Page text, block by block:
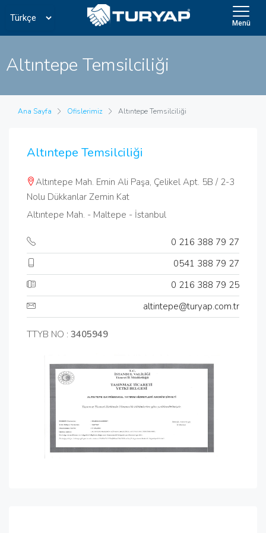
Menü
Altıntepe Temsilciliği
Ana Sayfa Ofislerimiz Altıntepe Temsilciliği
Altıntepe Temsilciliği
Altıntepe Mah. Emin Ali Paşa, Çelikel Apt. 5B / 2-3
Nolu Dükkanlar Zemin Kat
Altıntepe Mah. - Maltepe - İstanbul
0 216 388 79 27
0541 388 79 27
0 216 388 79 25
altintepe@turyap.com.tr
TTYB NO : 3405949